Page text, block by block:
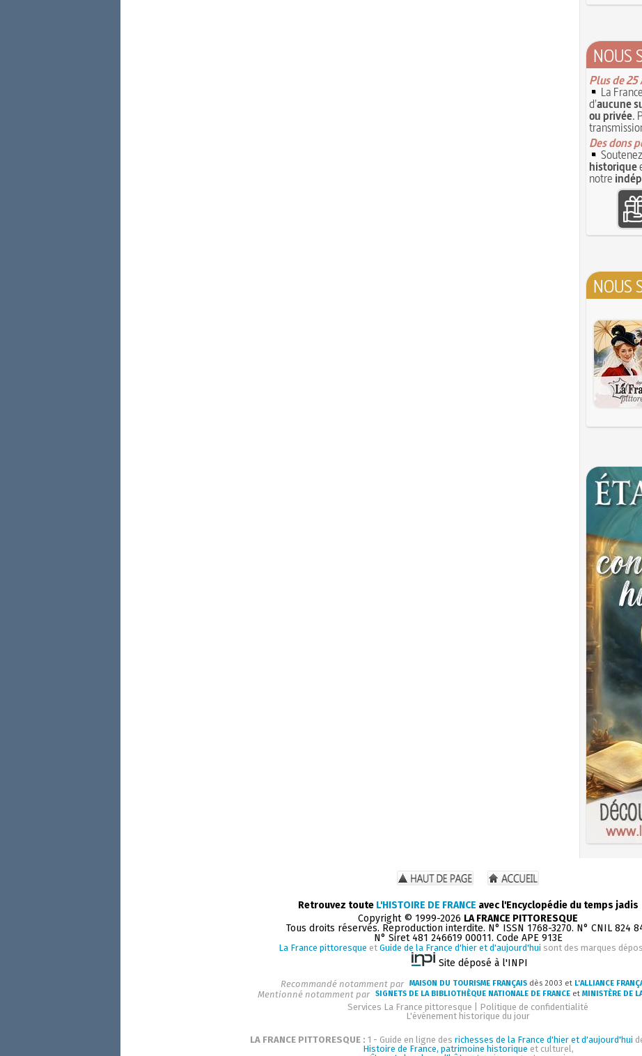
NOUS
Plus de
La
d'aucune
ou privée.
Des dons
historique
notre
NOUS
Retrouvez toute L'HISTOIRE DE FRANCE avec l'Encyclopédie du temps jadis
Copyright © 1999-2026 LA FRANCE PITTORESQUE
Tous droits réservés. Reproduction interdite. N° ISSN 1768-3270. N° CNIL 824
N° Siret 481 246619 00011. Code APE 913E
La France pittoresque et Guide de la France d'hier et d'aujourd'hui sont des marques
Site déposé à l'INPI
Recommandé notamment par MAISON DU TOURISME FRANÇAIS dès 2003 et L'ALLIANCE
Mentionné notamment par SIGNETS DE LA BIBLIOTHÈQUE NATIONALE DE FRANCEet MINISTÈRE DE
Services La France pittoresque
Politique de confidentialité
L'événement historique du jour
LA FRANCE PITTORESQUE : 1 - Guide en ligne des richesses de la France d'hier et d'aujourd'hui
Histoire de France, patrimoine historique et culturel,